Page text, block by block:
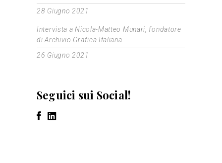
28 Giugno 2021
Intervista a Nicola-Matteo Munari, fondatore
di Archivio Grafica Italiana
26 Giugno 2021
Seguici sui Social!